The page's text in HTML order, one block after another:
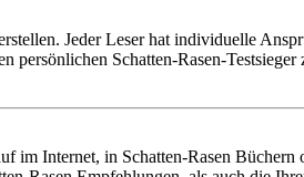
Jeder Leser hat individuelle
persönlichen Schatten-Rasen-
im Internet, in Schatten-Rasen